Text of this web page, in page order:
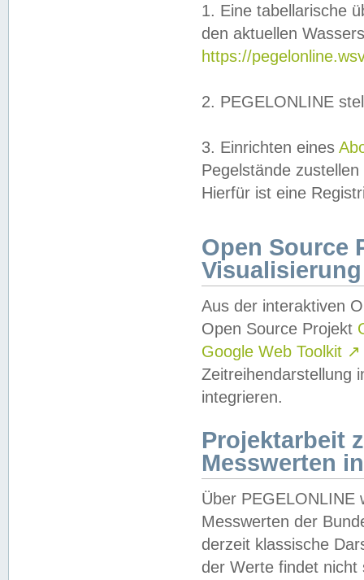
1. Eine tabellarische
den aktuellen
https://
2. PEGELONLINE
3. Einrichten eines
Pegelstände
Hierfür ist eine
Open Source
Visualisierung
Aus der interaktiven
Open Source Projekt
Google Web Toolkit ↗
Zeitreihendarstellung
integrieren.
Projektarbeit
Messwerten
Über PEGELONLINE
Messwerten der
derzeit klassische
der Werte findet